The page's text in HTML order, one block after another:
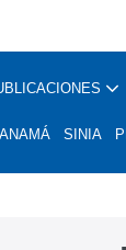
SINIA